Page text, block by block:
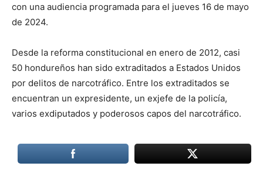
con una audiencia programada para el jueves 16 de mayo
de 2024.
Desde la reforma constitucional en enero de 2012, casi
50 hondureños han sido extraditados a Estados Unidos
por delitos de narcotráfico. Entre los extraditados se
encuentran un expresidente, un exjefe de la policía,
varios exdiputados y poderosos capos del narcotráfico.